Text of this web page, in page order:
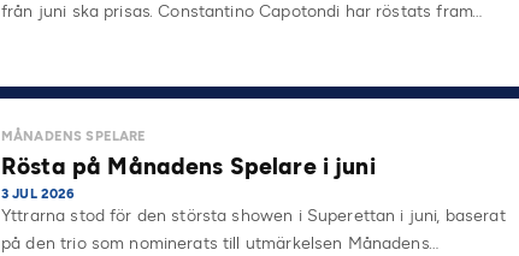
från juni ska prisas. Constantino Capotondi har röstats fram…
MÅNADENS SPELARE
Rösta på Månadens Spelare i juni
3 JUL 2026
Yttrarna stod för den största showen i Superettan i juni, baserat
på den trio som nominerats till utmärkelsen Månadens…